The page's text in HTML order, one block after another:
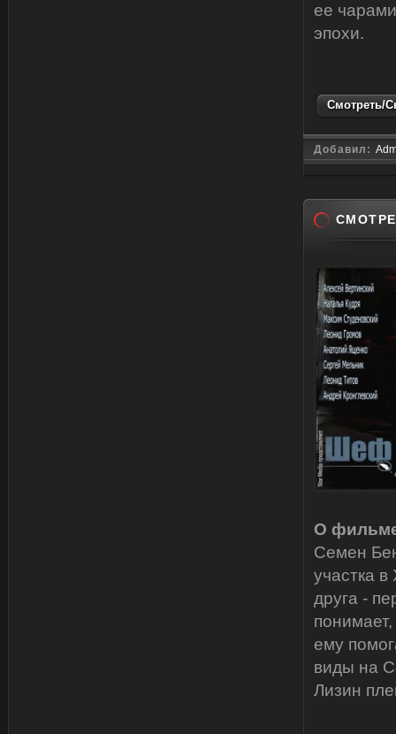
ее
эпохи.
Смотреть/
Добавил:
О
Семен
участка
друга -
ему
виды на
Лизин